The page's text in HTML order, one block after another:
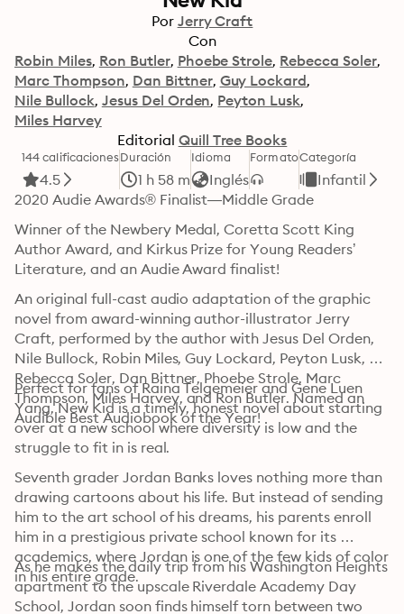
Por Jerry Craft
Con
Robin Miles Ron Butler Phoebe Strole Rebecca Soler
Marc Thompson Dan Bittner Guy Lockard
Nile Bullock Jesus Del Orden Peyton Lusk
Miles Harvey
Editorial Quill Tree Books
144 calificaciones
4.5
Duración
1 h 58 m
Idioma
Inglés
FormatoCategoría
Infantil
2020 Audie Awards® Finalist—Middle Grade
Winner of the Newbery Medal, Coretta Scott King
Author Award, and Kirkus Prize for Young Readers’
Literature, and an Audie Award finalist!
An original full-cast audio adaptation of the graphic
novel from award-winning author-illustrator Jerry
Craft, performed by the author with Jesus Del Orden,
Nile Bullock, Robin Miles, Guy Lockard, Peyton Lusk,
Rebecca Soler, Dan Bittner, Phoebe Strole, Marc
Thompson, Miles Harvey, and Ron Butler. Named an
Audible Best Audiobook of the Year!
Perfect for fans of Raina Telgemeier and Gene Luen
Yang, New Kid is a timely, honest novel about starting
over at a new school where diversity is low and the
struggle to fit in is real.
Seventh grader Jordan Banks loves nothing more than
drawing cartoons about his life. But instead of sending
him to the art school of his dreams, his parents enroll
him in a prestigious private school known for its
academics, where Jordan is one of the few kids of color
in his entire grade.
As he makes the daily trip from his Washington Heights
apartment to the upscale Riverdale Academy Day
School, Jordan soon finds himself torn between two